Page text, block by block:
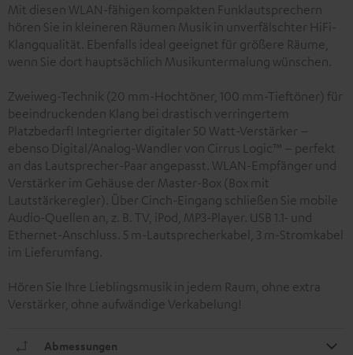
Mit diesen WLAN-fähigen kompakten Funklautsprechern
hören Sie in kleineren Räumen Musik in unverfälschter HiFi-
Klangqualität. Ebenfalls ideal geeignet für größere Räume,
wenn Sie dort hauptsächlich Musikuntermalung wünschen.
Zweiweg-Technik (20 mm-Hochtöner, 100 mm-Tieftöner) für
beeindruckenden Klang bei drastisch verringertem
Platzbedarf! Integrierter digitaler 50 Watt-Verstärker –
ebenso Digital/Analog-Wandler von Cirrus Logic™ – perfekt
an das Lautsprecher-Paar angepasst. WLAN-Empfänger und
Verstärker im Gehäuse der Master-Box (Box mit
Lautstärkeregler). Über Cinch-Eingang schließen Sie mobile
Audio-Quellen an, z. B. TV, iPod, MP3-Player. USB 1.1- und
Ethernet-Anschluss. 5 m-Lautsprecherkabel, 3 m-Stromkabel
im Lieferumfang.
Hören Sie Ihre Lieblingsmusik in jedem Raum, ohne extra
Verstärker, ohne aufwändige Verkabelung!
Abmessungen